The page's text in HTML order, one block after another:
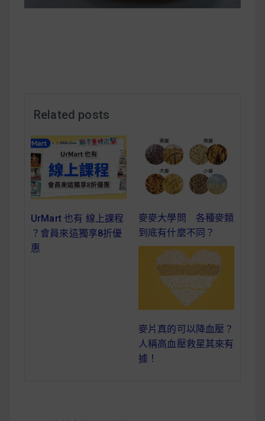
蔬食純素營養
純素料理食譜
蔬食純素餐廳推薦
Related posts
UrMart 也有 線上課程
？會員來這獨享8折優
惠
麥麥大學問 各種麥類
到底有什麼不同？
麥片真的可以降血壓？
人稱高血壓救星其來有
據！